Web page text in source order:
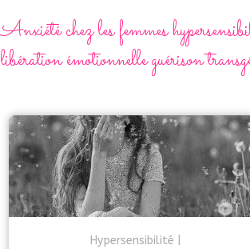
Anxiété chez les femmes
libération émotionnelle guérison
Hypersensibilité